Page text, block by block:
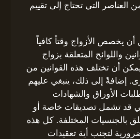
من العناصر التي تحتاج إلى تقييم
يخصص الأزواج وقتاً كافياً
واللوائح المتعلقة بزواج
أن تختلف هذه القوانين من
إضافةً إلى ذلك، ينبغي عليهم
الأوراق والشهادات
قد تشمل تصديقات خاصة أو
بالجنسيات المختلفة. كل هذه
لتجنب أية تعقيدات